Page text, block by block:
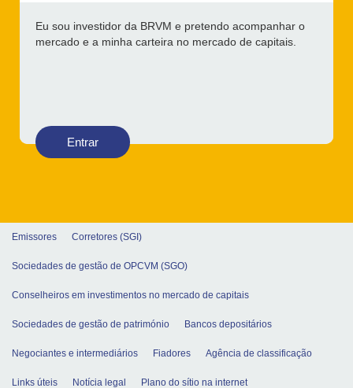
Eu sou investidor da BRVM e pretendo acompanhar o
mercado e a minha carteira no mercado de capitais.
Entrar
Emissores Corretores (SGI)
Sociedades de gestão de OPCVM (SGO)
Conselheiros em investimentos no mercado de capitais
Sociedades de gestão de património Bancos depositários
Negociantes e intermediários Fiadores Agência de classificação
Links úteis Notícia legal Plano do sítio na internet